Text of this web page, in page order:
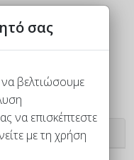
Αΐντα
σας
βελτιώσουμε
να επισκέπτεστε
με τη χρήση